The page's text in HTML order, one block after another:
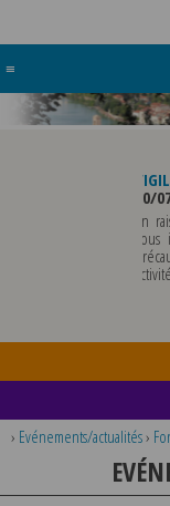
≡
JAUNE
raison du risque
invitons à prendre
nécessaires
› Evénements/actualités›